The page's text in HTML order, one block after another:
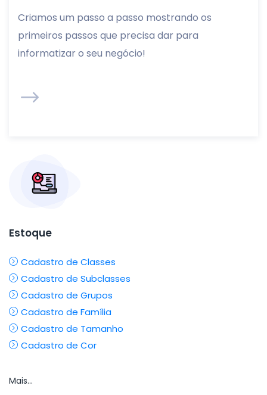
Criamos um passo a passo mostrando os
primeiros passos que precisa dar para
informatizar o seu negócio!
Estoque
Cadastro de Classes
Cadastro de Subclasses
Cadastro de Grupos
Cadastro de Família
Cadastro de Tamanho
Cadastro de Cor
Mais...